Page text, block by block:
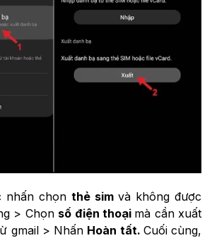
nhấn chọn thẻ sim và không được
> Chọn số điện thoại mà cần xuất
gmail > Nhấn Hoàn tất. Cuối cùng,